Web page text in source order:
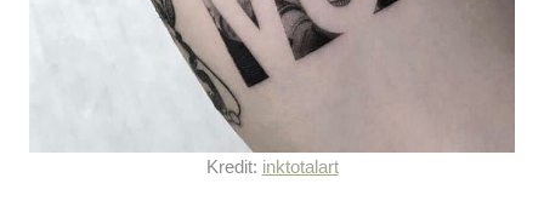
Kredit: inktotalart